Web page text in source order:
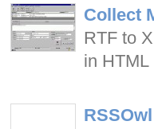
Collect
RTF to
in